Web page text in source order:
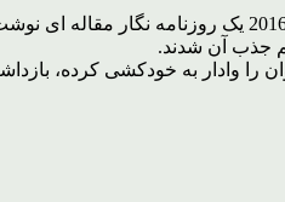
روسیه از کشورهایی است که بیشترین شرکت کننده در این
جذب آن شدند.
را وادار به خودکشی کرده،